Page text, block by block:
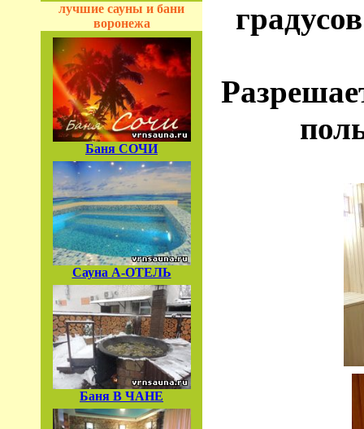
лучшие сауны и бани
воронежа
Баня СОЧИ
Сауна А-ОТЕЛЬ
Баня В ЧАНЕ